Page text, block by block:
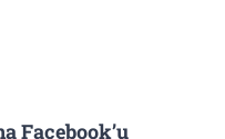
Facebook’u